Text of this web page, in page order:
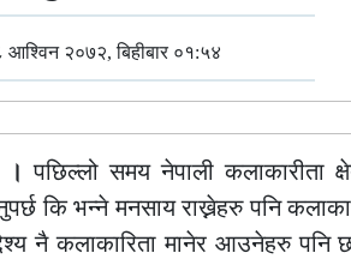
आश्विन २०७२, बिहीबार ०१:५४
।पछिल्लो समय नेपाली कलाकारीता
कि भन्ने मनसाय राख्नेहरु पनि
नै कलाकारिता मानेर आउनेहरु पनि